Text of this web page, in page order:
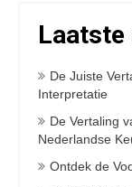
De Juiste
Interpretatie
De Vertaling
Nederlandse
Ontdek de